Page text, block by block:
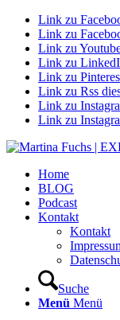
Link zu
Link zu
Link zu
Link zu
Link zu
Link zu Rss
Link zu
Link zu
Home
BLOG
Podcast
Kontakt
Kontakt
Suche
Menü Menü